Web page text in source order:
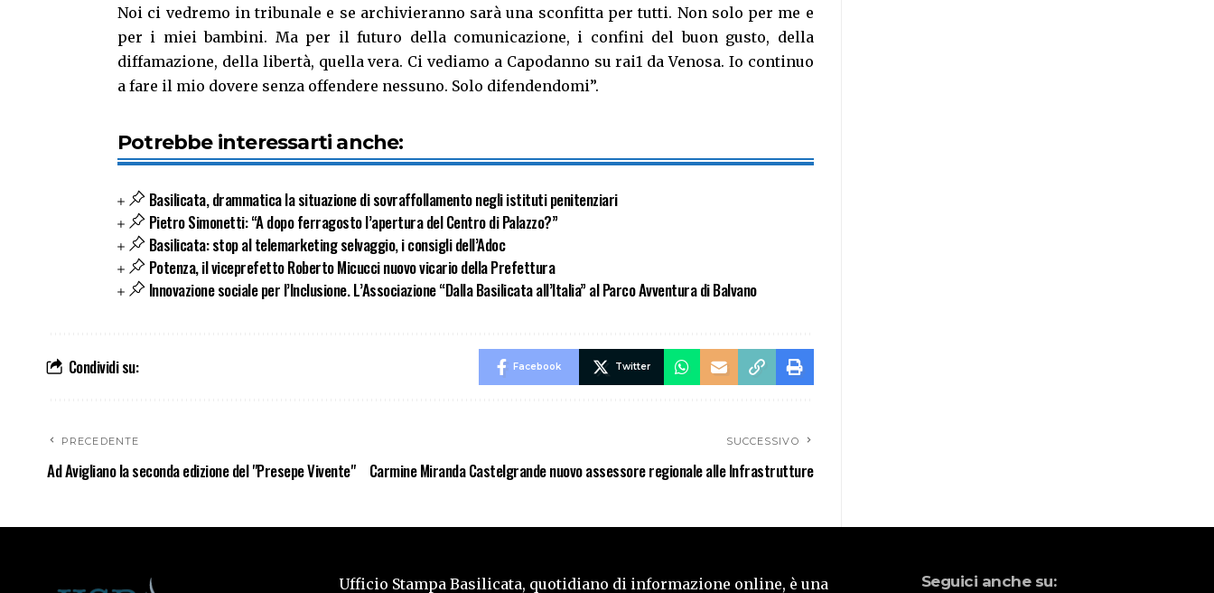
Noi ci vedremo in tribunale e se archivieranno sarà una sconfitta per tutti. Non solo per me e
per i miei bambini. Ma per il futuro della comunicazione, i confini del buon gusto, della
diffamazione, della libertà, quella vera. Ci vediamo a Capodanno su rai1 da Venosa. Io continuo
a fare il mio dovere senza offendere nessuno. Solo difendendomi”.
Potrebbe interessarti anche:
Basilicata, drammatica la situazione di sovraffollamento negli istituti penitenziari
Pietro Simonetti: “A dopo ferragosto l’apertura del Centro di Palazzo?”
Basilicata: stop al telemarketing selvaggio, i consigli dell’Adoc
Potenza, il viceprefetto Roberto Micucci nuovo vicario della Prefettura
Innovazione sociale per l’Inclusione. L’Associazione “Dalla Basilicata all’Italia” al Parco Avventura di Balvano
Condividi su: Facebook Twitter
PRECEDENTE
Ad Avigliano la seconda edizione del "Presepe Vivente"
SUCCESSIVO
Carmine Miranda Castelgrande nuovo assessore regionale alle Infrastrutture
Ufficio Stampa Basilicata, quotidiano di informazione online, è una Seguici anche su: